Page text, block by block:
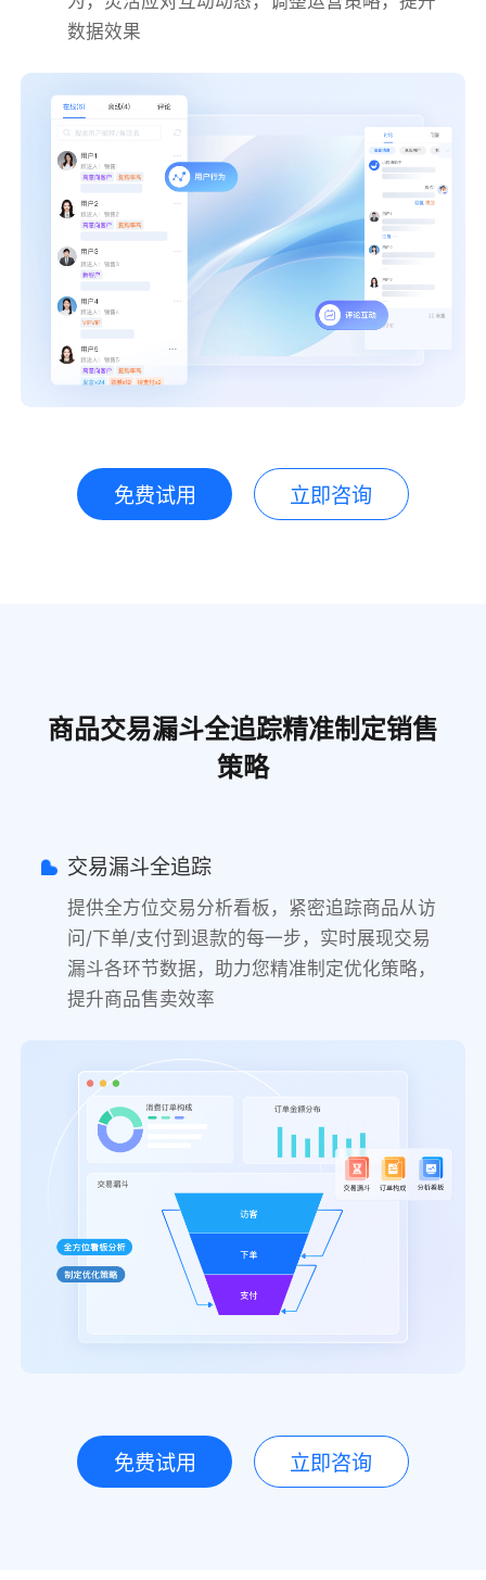
数据效果
免费试用 立即咨询
商品交易漏斗全追踪精准制定销售
策略
交易漏斗全追踪
提供全方位交易分析看板，紧密追踪商品从访
问/下单/支付到退款的每一步，实时展现交易
漏斗各环节数据，助力您精准制定优化策略，
提升商品售卖效率
免费试用 立即咨询